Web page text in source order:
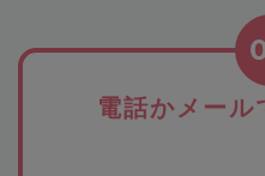
電話かメール